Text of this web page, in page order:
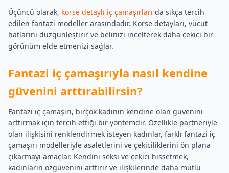
Üçüncü olarak, korse detaylı iç çamaşırları da sıkça tercih
edilen fantazi modeller arasındadır. Korse detayları, vücut
hatlarını düzgünleştirir ve belinizi incelterek daha çekici bir
görünüm elde etmenizi sağlar.
Fantazi iç çamaşırıyla nasıl kendine
güvenini arttırabilirsin?
Fantazi iç çamaşırı, birçok kadının kendine olan güvenini
arttırmak için tercih ettiği bir yöntemdir. Özellikle partneriyle
olan ilişkisini renklendirmek isteyen kadınlar, farklı fantazi iç
çamaşırı modelleriyle asaletlerini ve çekiciliklerini ön plana
çıkarmayı amaçlar. Kendini seksi ve çekici hissetmek,
kadınların özgüvenini arttırır ve ilişkilerinde daha mutlu